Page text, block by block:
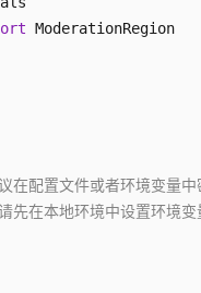
配置文件或者环境变量中
地环境中设置环境变量